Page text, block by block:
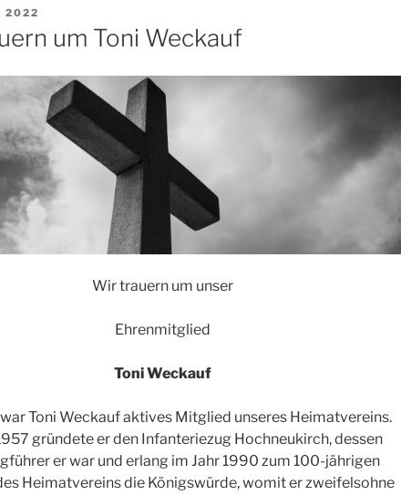
2022
um Toni Weckauf
Wir trauern um unser
Ehrenmitglied
Toni Weckauf
Toni Weckauf aktives Mitglied unseres Heimatvereins.
gründete er den Infanteriezug Hochneukirch, dessen
er war und erlang im Jahr 1990 zum 100-jährigen
Heimatvereins die Königswürde, womit er zweifelsohne